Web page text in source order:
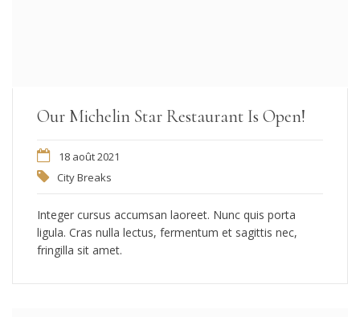
Our Michelin Star Restaurant Is Open!
18 août 2021
City Breaks
Integer cursus accumsan laoreet. Nunc quis porta
ligula. Cras nulla lectus, fermentum et sagittis nec,
fringilla sit amet.